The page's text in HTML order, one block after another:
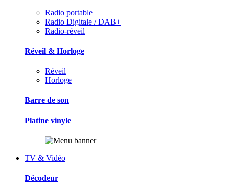
Radio portable
Radio Digitale / DAB+
Radio-réveil
Réveil & Horloge
Réveil
Horloge
Barre de son
Platine vinyle
TV & Vidéo
Décodeur